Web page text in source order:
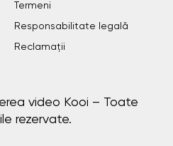
Termeni
Responsabilitate legală
Reclamații
video Kooi – Toate
rezervate.